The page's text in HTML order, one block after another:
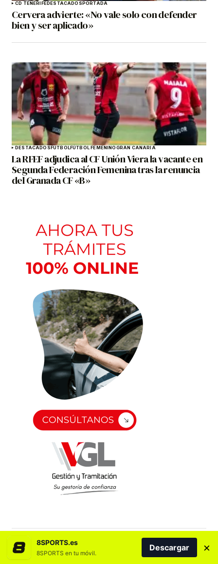
CD TENERIFEDESTACADOSPORTADA
Cervera advierte: «No vale solo con defender
bien y ser aplicado»
DESTACADOSFÚTBOLFÚTBOL FEMENINOGRAN CANARIA
La RFEF adjudica al CF Unión Viera la vacante en
Segunda Federación Femenina tras la renuncia
del Granada CF «B»
8SPORTS.es
8SPORTS en tu móvil.
Descargar ×